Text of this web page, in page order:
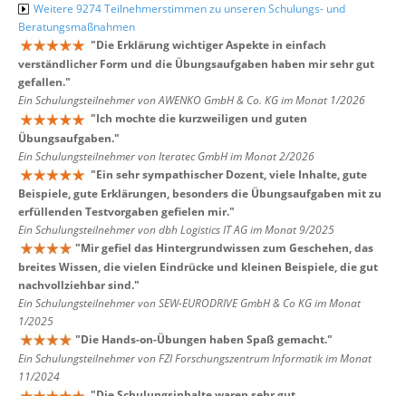
Weitere 9274 Teilnehmerstimmen zu unseren Schulungs- und
Beratungsmaßnahmen
"Die Erklärung wichtiger Aspekte in einfach
verständlicher Form und die Übungsaufgaben haben mir sehr gut
gefallen."
Ein Schulungsteilnehmer von AWENKO GmbH & Co. KG im Monat 1/2026
"Ich mochte die kurzweiligen und guten
Übungsaufgaben."
Ein Schulungsteilnehmer von Iteratec GmbH im Monat 2/2026
"Ein sehr sympathischer Dozent, viele Inhalte, gute
Beispiele, gute Erklärungen, besonders die Übungsaufgaben mit zu
erfüllenden Testvorgaben gefielen mir."
Ein Schulungsteilnehmer von dbh Logistics IT AG im Monat 9/2025
"Mir gefiel das Hintergrundwissen zum Geschehen, das
breites Wissen, die vielen Eindrücke und kleinen Beispiele, die gut
nachvollziehbar sind."
Ein Schulungsteilnehmer von SEW-EURODRIVE GmbH & Co KG im Monat
1/2025
"Die Hands-on-Übungen haben Spaß gemacht."
Ein Schulungsteilnehmer von FZI Forschungszentrum Informatik im Monat
11/2024